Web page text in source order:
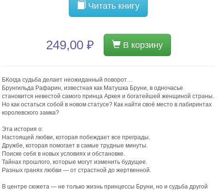
Читать книгу
249,00 ₽ В корзину
БКогда судьба делает неожиданный поворот…
Брунгильда Рафарин, известная как Матушка Бруни, в одночасье
становится невестой самого принца Аркея и богатейшей женщиной страны.
Но как остаться собой в новом статусе? Как найти своё место в лабиринтах
королевского замка?
Эта история о:
Настоящей любви, которая побеждает все преграды.
Дружбе, которая помогает в самые трудные минуты.
Поиске себя в новых условиях и обстановке.
Тайнах прошлого, которые могут изменить будущее.
Разных гранях любви — от страстной до жертвенной.
В центре сюжета — не только жизнь принцессы Бруни, но и судьба другой